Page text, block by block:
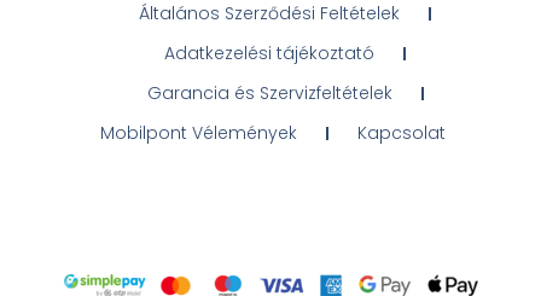
Általános Szerződési Feltételek
Adatkezelési tájékoztató
Garancia és Szervizfeltételek
Mobilpont Vélemények
Kapcsolat